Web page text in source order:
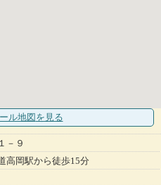
ル地図 を見る
－９
高岡駅から徒歩15分